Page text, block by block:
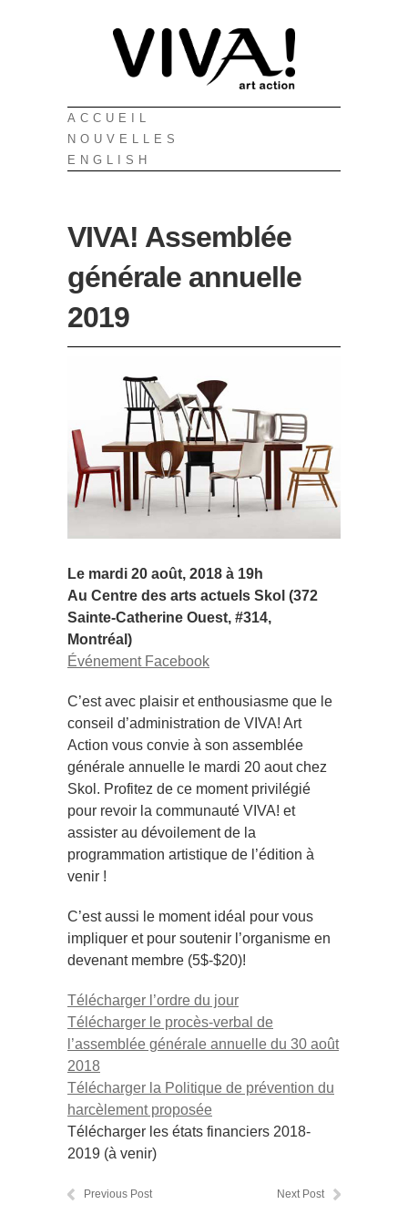
ACCUEIL
NOUVELLES
ENGLISH
VIVA! Assemblée
générale annuelle
2019
Le mardi 20 août, 2018 à 19h
Au Centre des arts actuels Skol (372
Sainte-Catherine Ouest, #314,
Montréal)
Événement Facebook
C’est avec plaisir et enthousiasme que le
conseil d’administration de VIVA! Art
Action vous convie à son assemblée
générale annuelle le mardi 20 aout chez
Skol. Profitez de ce moment privilégié
pour revoir la communauté VIVA! et
assister au dévoilement de la
programmation artistique de l’édition à
venir !
C’est aussi le moment idéal pour vous
impliquer et pour soutenir l’organisme en
devenant membre (5$-$20)!
Télécharger l’ordre du jour
Télécharger le procès-verbal de
l’assemblée générale annuelle du 30 août
2018
Télécharger la Politique de prévention du
harcèlement proposée
Télécharger les états financiers 2018-
2019 (à venir)
Previous Post Next Post